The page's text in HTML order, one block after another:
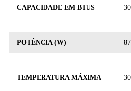
CAPACIDADE EM BTUS
POTÊNCIA (W)
TEMPERATURA MÁXIMA